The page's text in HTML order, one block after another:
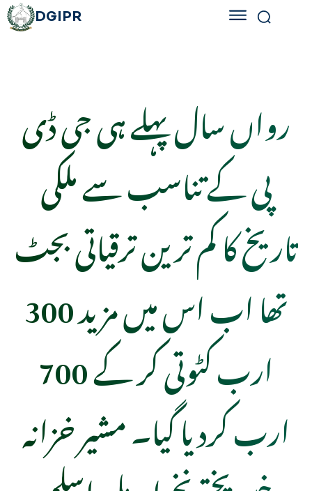
DGIPR
رواں سال پہلے ہی جی ڈی
پی کے تناسب سے ملکی
تاریخ کا کم ترین ترقیاتی بجٹ
تھا اب اس میں مزید 300
ارب کٹوتی کر کے 700
ارب کردیا گیا۔ مشیر خزانہ